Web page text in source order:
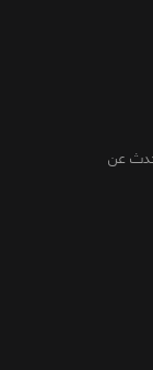
عن